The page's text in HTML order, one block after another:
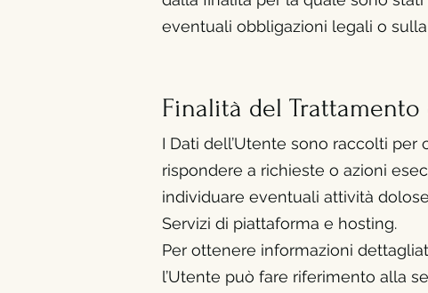
eventuali obbligazioni legali o
Finalità del Trattamento
I Dati dell’Utente sono raccolti
rispondere a richieste o azioni
individuare eventuali attività
Servizi di piattaforma e hosting.
Per ottenere informazioni
l’Utente può fare riferimento alla